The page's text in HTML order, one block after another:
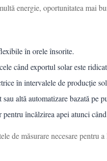
energie, oportunitatea mai
în orele însorite.
când exportul solar este
în intervalele de producție
altă automatizare bazată pe
pentru încălzirea apei atunci
de măsurare necesare pentru